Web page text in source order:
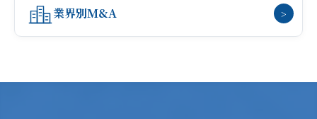
業界別M&A >